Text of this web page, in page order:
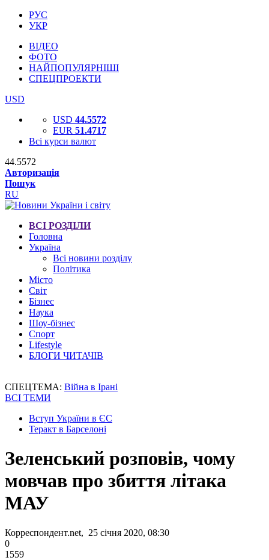
РУС
УКР
ВІДЕО
ФОТО
НАЙПОПУЛЯРНІШІ
СПЕЦПРОЕКТИ
USD
USD 44.5572
EUR 51.4717
Всі курси валют
44.5572
Авторизація
Пошук
RU
ВСІ РОЗДІЛИ
Головна
Україна
Всі новини розділу
Політика
Місто
Світ
Бізнес
Наука
Шоу-бізнес
Спорт
Lifestyle
БЛОГИ ЧИТАЧІВ
СПЕЦТЕМА: Війна в Ірані
ВСІ ТЕМИ
Вступ України в ЄС
Теракт в Барселоні
Зеленський розповів, чому
мовчав про збиття літака
МАУ
Корреспондент.net, 25 січня 2020, 08:30
0
1559